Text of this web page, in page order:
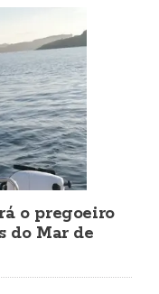
o pregoeiro
do Mar de